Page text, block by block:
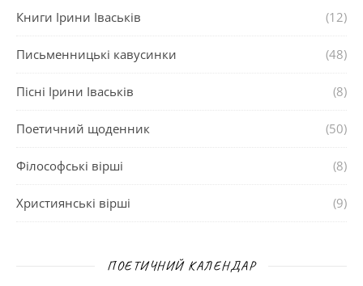
Книги Ірини Іваськів (12)
Письменницькі кавусинки (48)
Пісні Ірини Іваськів (8)
Поетичний щоденник (50)
Філософські вірші (8)
Християнські вірші (9)
ПОЕТИЧНИЙ КАЛЕНДАР